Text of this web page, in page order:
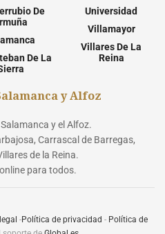
De
De La
Universidad
Villamayor
Villares De La
Reina
y Alfoz
y el Alfoz.
Carrascal de Barregas,
de la Reina.
para todos.
-Política de privacidad - Política de